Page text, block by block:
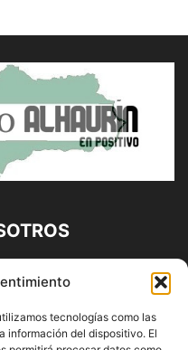
tecnologías como las
información del dispositivo. El
Propiedad de
95 71 95 | Noticias de
y Provincia|